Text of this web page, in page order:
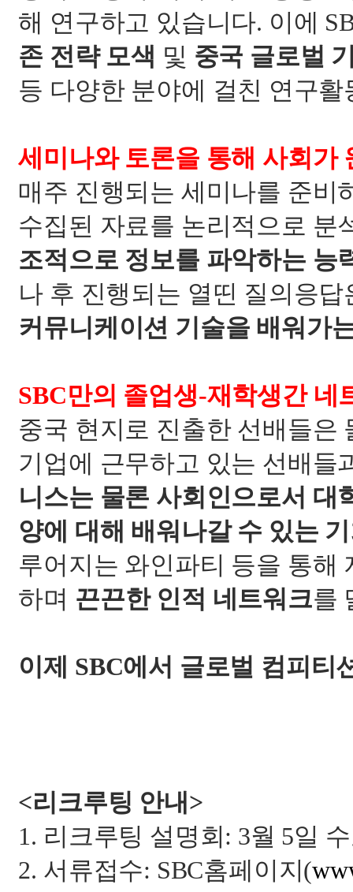
해 연구하고 있습니다. 이에
존 전략 모색 및 중국 글로벌
등 다양한 분야에 걸친 연구
세미나와 토론을 통해 사회가
매주 진행되는 세미나를 준비
수집된 자료를 논리적으로 분
조적으로 정보를 파악하는 능
나 후 진행되는 열띤 질의응
커뮤니케이션 기술을 배워가
SBC만의 졸업생-재학생간 네
중국 현지로 진출한 선배들은
기업에 근무하고 있는 선배
니스는 물론 사회인으로서 대
양에 대해 배워나갈 수 있는
루어지는 와인파티 등을 통해
하며 끈끈한 인적 네트워크를
이제 SBC에서 글로벌 컴피티
<리크루팅 안내 >
1. 리크루팅 설명회 : 3월 5일
2. 서류접수: SBC홈페이지 (